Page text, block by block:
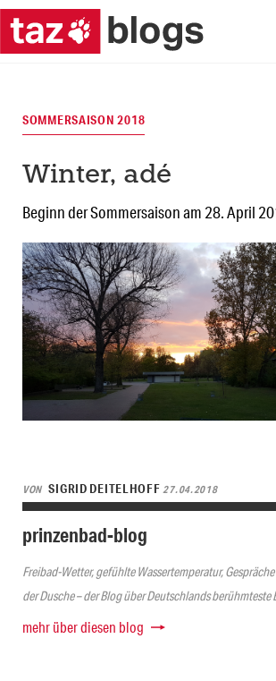
SOMMERSAISON 2018
Winter, adé
Beginn der Sommersaison am 28. April
VON SIGRID DEITELHOFF27.04.2018
prinzenbad-blog
Freibad-Wetter, gefühlte Wassertemperatur,
der Dusche – der Blog über Deutschlands berühmteste
mehr über diesen blog